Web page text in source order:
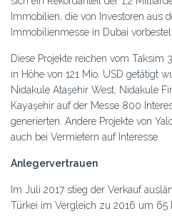
Immobilien, die von Investoren aus
Immobilienmesse in Dubai
Diese Projekte reichen vom Taksim
in Höhe von 121 Mio. USD getätigt
Nidakule Ataşehir West, Nidakule
Kayaşehir auf der Messe 800
generierten. Andere Projekte von
auch bei Vermietern auf Interesse.
Anlegervertrauen
Im Juli 2017 stieg der Verkauf
Türkei im Vergleich zu 2016 um 65